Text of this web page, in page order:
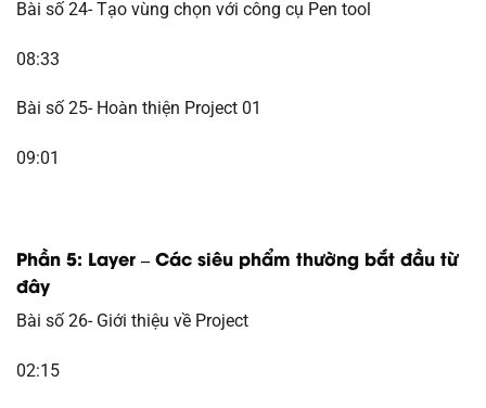
Bài số 24- Tạo vùng chọn với công cụ Pen tool
08:33
Bài số 25- Hoàn thiện Project 01
09:01
Phần 5: Layer – Các siêu phẩm thường bắt đầu từ
đây
Bài số 26- Giới thiệu về Project
02:15